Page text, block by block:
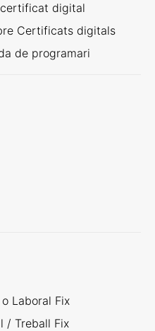
digital
Certificats digitals
de programari
Laboral Fix
/ Treball Fix